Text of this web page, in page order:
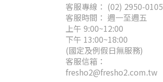
客服專線： (02) 2950-0105
客服時間： 週一至週五
上午 9:00~12:00
下午 13:00~18:00
(國定及例假日無服務)
客服信箱：
fresho2@fresho2.com.tw